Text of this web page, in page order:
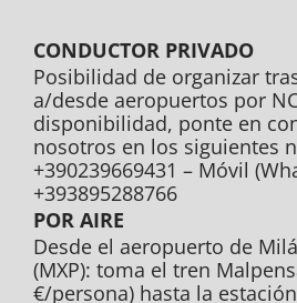
CONDUCTOR PRIVADO
Posibilidad de organizar
a/desde aeropuertos por
disponibilidad, ponte en
nosotros en los siguientes
+390239669431 – Móvil
+393895288766
POR AIRE
Desde el aeropuerto de
(MXP): toma el tren
€/persona) hasta la